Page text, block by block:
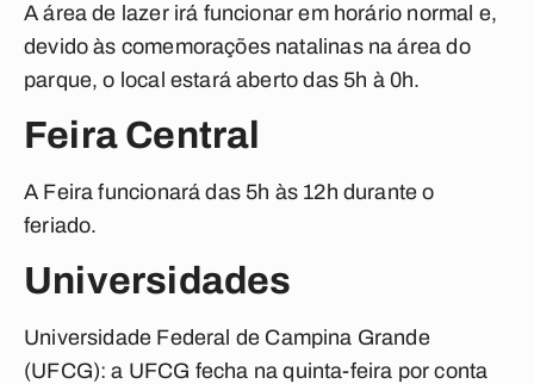
A área de lazer irá funcionar em horário normal e,
devido às comemorações natalinas na área do
parque, o local estará aberto das 5h à 0h.
Feira Central
A Feira funcionará das 5h às 12h durante o
feriado.
Universidades
Universidade Federal de Campina Grande
(UFCG):a UFCG fecha na quinta-feira por conta